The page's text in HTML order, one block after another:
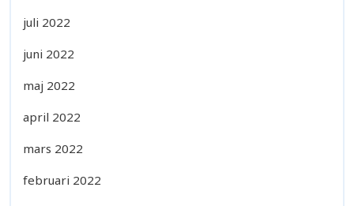
juli 2022
juni 2022
maj 2022
april 2022
mars 2022
februari 2022